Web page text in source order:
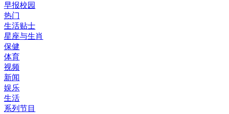
早报校园
热门
生活贴士
星座与生肖
保健
体育
视频
新闻
娱乐
生活
系列节目